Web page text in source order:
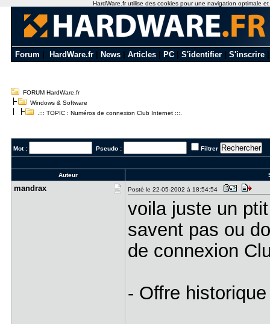
Forum HardWare.fr News Articles PC S'identifier S'inscrire
FORUM HardWare.fr
Windows & Software
.::: TOPIC : Numéros de connexion Club Internet :::.
Mot : Pseudo : Filtrer
Auteur
mandrax Posté le 22-05-2002 à 18:54:54
voila juste un
savent pas ou
de connexion
- Offre
HardWare.fr utilise des cookies pour une navigation optimale